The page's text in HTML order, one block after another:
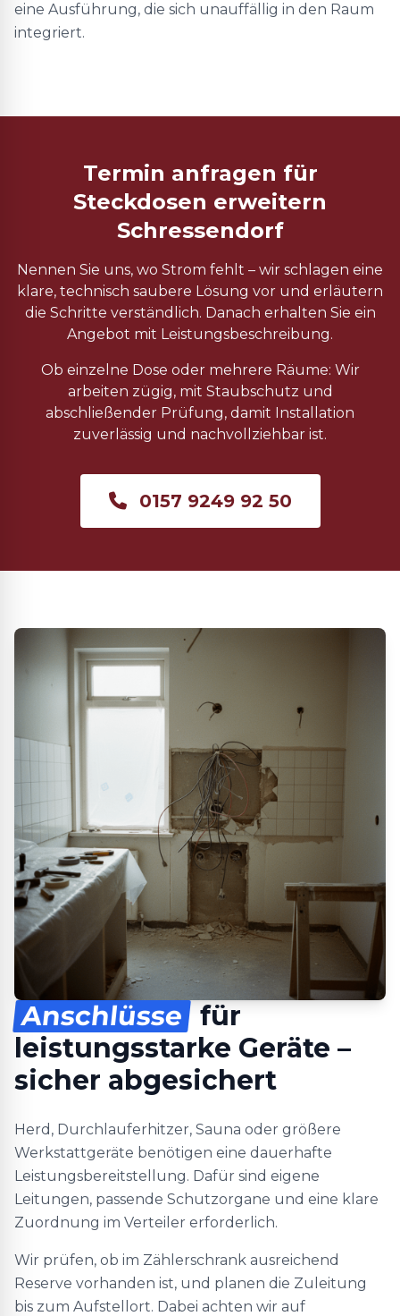
eine Ausführung, die sich unauffällig in den Raum
integriert.
Termin anfragen für
Steckdosen erweitern
Schressendorf
Nennen Sie uns, wo Strom fehlt – wir schlagen eine
klare, technisch saubere Lösung vor und erläutern
die Schritte verständlich. Danach erhalten Sie ein
Angebot mit Leistungsbeschreibung.
Ob einzelne Dose oder mehrere Räume: Wir
arbeiten zügig, mit Staubschutz und
abschließender Prüfung, damit Installation
zuverlässig und nachvollziehbar ist.
0157 9249 92 50
Anschlüsse für
leistungsstarke Geräte –
sicher abgesichert
Herd, Durchlauferhitzer, Sauna oder größere
Werkstattgeräte benötigen eine dauerhafte
Leistungsbereitstellung. Dafür sind eigene
Leitungen, passende Schutzorgane und eine klare
Zuordnung im Verteiler erforderlich.
Wir prüfen, ob im Zählerschrank ausreichend
Reserve vorhanden ist, und planen die Zuleitung
bis zum Aufstellort. Dabei achten wir auf